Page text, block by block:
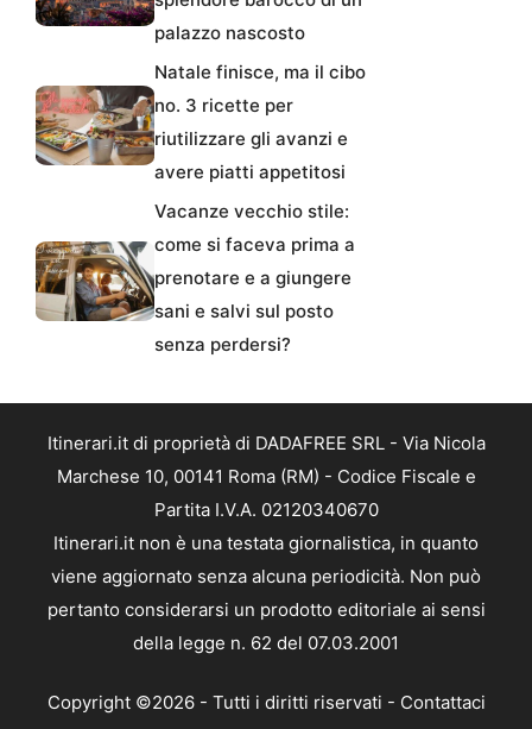
palazzo nascosto
Natale finisce, ma il cibo
no. 3 ricette per
riutilizzare gli avanzi e
avere piatti appetitosi
Vacanze vecchio stile:
come si faceva prima a
prenotare e a giungere
sani e salvi sul posto
senza perdersi?
Itinerari.it di proprietà di DADAFREE SRL - Via Nicola
Marchese 10, 00141 Roma (RM) - Codice Fiscale e
Partita I.V.A. 02120340670
Itinerari.it non è una testata giornalistica, in quanto
viene aggiornato senza alcuna periodicità. Non può
pertanto considerarsi un prodotto editoriale ai sensi
della legge n. 62 del 07.03.2001
Copyright ©2026 - Tutti i diritti riservati - Contattaci